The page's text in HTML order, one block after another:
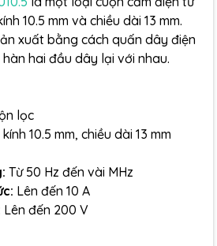
10.5 mm và chiều dài 13 mm.
xuất bằng cách quấn dây điện
hai đầu dây lại với nhau.
lọc
10.5 mm, chiều dài 13 mm
Từ 50 Hz đến vài MHz
Lên đến 10 A
Lên đến 200 V